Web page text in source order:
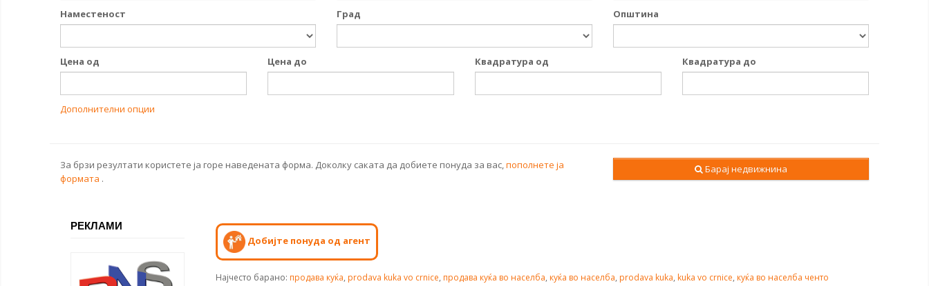
Наместеност Град Општина
Цена од Цена до Квадратура од Квадратура до
Дополнителни опции
За брзи резултати користете ја горе наведената форма. Доколку саката да добиете понуда за вас,пополнете ја
формата .
Барај недвижнина
РЕКЛАМИ
Добијте понуда од агент
Најчесто барано: продава куќа, prodava kuka vo crnice, продава куќа во населба, куќа во населба, prodava kuka, kuka vo crnice, куќа во населба ченто